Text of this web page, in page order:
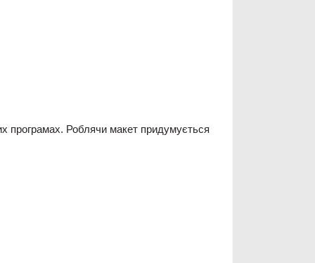
програмах. Роблячи макет придумується